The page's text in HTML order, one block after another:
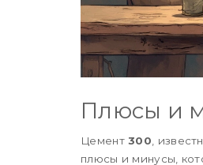
Плюсы и
Цемент300,
плюсы и минусы,